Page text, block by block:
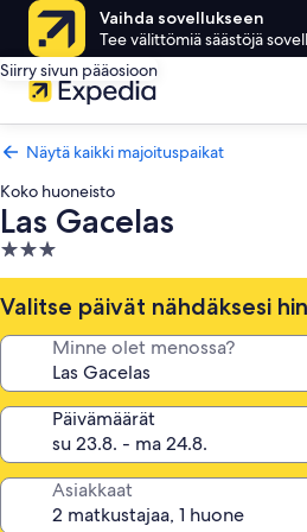
Vaihda sovellukseen
Tee välittömiä säästöjä
Siirry sivun pääosioon
Näytä kaikki majoituspaikat
Koko huoneisto
Las Gacelas
3.0
tähden
majoituspaikka
Valitse päivät nähdäksesi
Minne olet menossa?
Päivämäärät
Asiakkaat